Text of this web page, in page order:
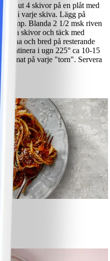
ut 4 skivor på en plåt med
på varje skiva. Lägg på
svamp. Blanda 2 1/2 msk riven
nya skivor och täck med
och bred på resterande
gratinera i ugn 225° ca 10-15
tomat på varje "torn". Servera